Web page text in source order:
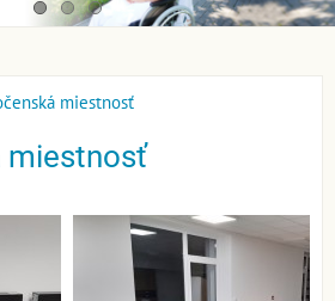
miestnosť
miestnosť